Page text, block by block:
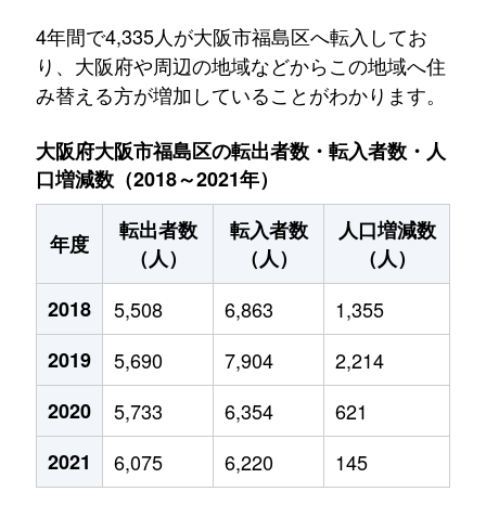
4年間で4,335人が大阪市福島区へ転入してお
り、大阪府や周辺の地域などからこの地域へ住
み替える方が増加していることがわかります。
大阪府大阪市福島区の転出者数・転入者数・人
口増減数（2018～2021年）
年度
転出者数
（人）
転入者数
（人）
人口増減数
（人）
2018
5,508 6,863
1,355
2019
5,690 7,904
2,214
2020
5,733 6,354
621
2021
6,075 6,220 145